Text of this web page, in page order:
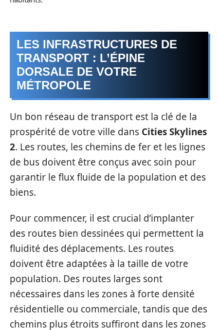
LES INFRASTRUCTURES DE
TRANSPORT : L’ÉPINE
DORSALE DE VOTRE
MÉTROPOLE
Un bon réseau de transport est la clé de la
prospérité de votre ville dans Cities Skylines
2. Les routes, les chemins de fer et les lignes
de bus doivent être conçus avec soin pour
garantir le flux fluide de la population et des
biens.
Pour commencer, il est crucial d’implanter
des routes bien dessinées qui permettent la
fluidité des déplacements. Les routes
doivent être adaptées à la taille de votre
population. Des routes larges sont
nécessaires dans les zones à forte densité
résidentielle ou commerciale, tandis que des
chemins plus étroits suffiront dans les zones